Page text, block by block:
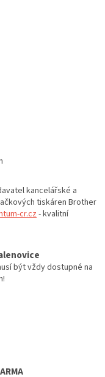
kancelářské a
tiskáren Brother
cr.cz- kvalitní
být vždy dostupné na